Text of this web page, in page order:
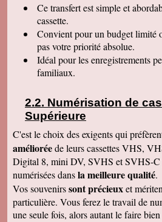
Bernard G
Pour votre livre d'or : J'ai
à plus tard ce que je devais
avoir reçu le disque dur.
négligence. Je tiens à vous
satisfaction, pour le travail
vous remercier pour la qualité
avec vos clients, ce qui
pour votre entreprise. Bien
Claudine T
de déballer et de picorer d'une
Merci pour le travail. Nos
: une grande joie pour mes
petits enfants. Je vous
mon entourage pour votre
encore.
Aurélie V
Bonjour Sandrine !! J'ai mis
écrire un commentaire très
Ce transfertest simple et
cassette.
Convient pour un budget limité
pas votre priorité absolue.
Idéal pour les enregistrements
familiaux.
Numérisation de
Supérieure
C'est le choix des exigents qui
amélioréede leurs cassettes VHS,
Digital 8, mini DV, SVHS et SVHS-C
numérisées dansla meilleure qualité.
Vos souvenirssont précieuxet
particulière. Vous ferez le travail de
une seule fois, alors autant le faire